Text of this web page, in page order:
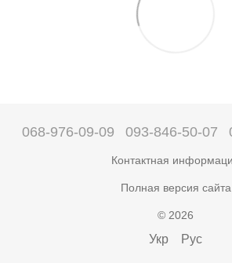
068-976-09-09 093-846-50-07
Контактная
Полная версия сайта
© 2026
Укр Рус